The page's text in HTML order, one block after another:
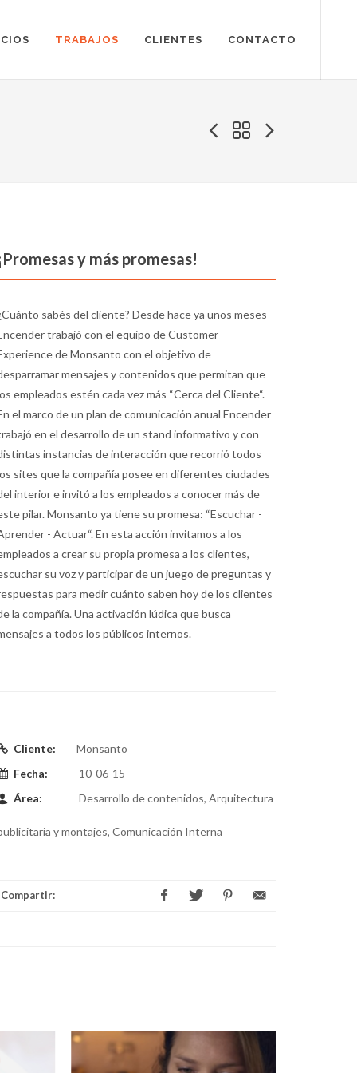
TRABAJOS CLIENTES CONTACTO
y más promesas!
sabés del cliente? Desde hace ya unos meses
trabajó con el equipo de Customer
de Monsanto con el objetivo de
mensajes y contenidos que permitan que
empleados estén cada vez más “Cerca del Cliente“.
el marco de un plan de comunicación anual Encender
en el desarrollo de un stand informativo y con
instancias de interacción que recorrió todos
sites que la compañía posee en diferentes ciudades
interior e invitó a los empleados a conocer más de
pilar. Monsanto ya tiene su promesa: “Escuchar -
- Actuar“. En esta acción invitamos a los
a crear su propia promesa a los clientes,
su voz y participar de un juego de preguntas y
para medir cuánto saben hoy de los clientes
la compañía. Una activación lúdica que busca
a todos los públicos internos.
Cliente:
Monsanto
Fecha:
10-06-15
Área:
Desarrollo de contenidos, Arquitectura
y montajes, Comunicación Interna
Compartir: